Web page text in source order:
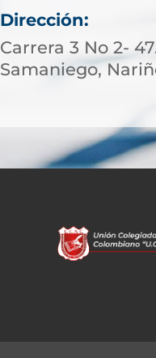
Dirección:
Carrera 3 No 2-
Samaniego,